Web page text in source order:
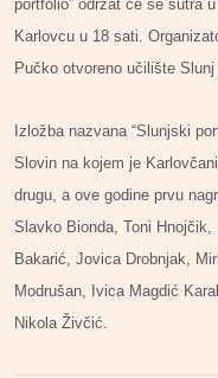
portfolio” održat će se sutra
Karlovcu u 18 sati.
Pučko otvoreno učilište Slunj
Izložba nazvana “Slunjski
Slovin na kojem je
drugu, a ove godine prvu
Slavko Bionda, Toni
Bakarić, Jovica Drobnjak,
Modrušan, Ivica Magdić
Nikola Živčić.